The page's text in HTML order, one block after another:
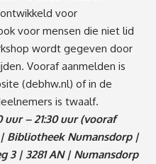
voor
voor mensen die niet lid
wordt gegeven door
Vooraf aanmelden is
(debhw.nl) of in de
is twaalf.
– 21:30 uur (vooraf
Bibliotheek Numansdorp |
3 | 3281 AN | Numansdorp